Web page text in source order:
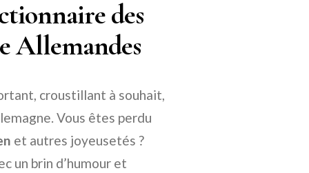
des
Allemandes
croustillant à souhait,
Vous êtes perdu
et autres joyeusetés ?
un brin d’humour et